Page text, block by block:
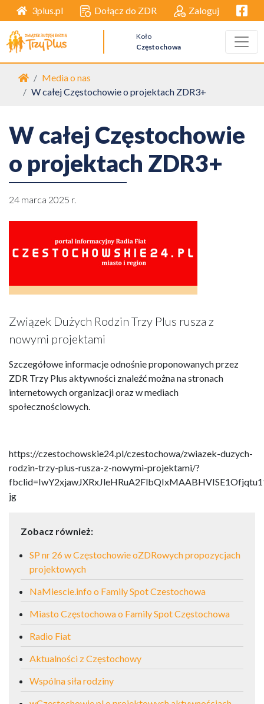
3plus.pl Dołącz do ZDR Zaloguj
Koło
Częstochowa
Strona główna
Media o nas
W całej Częstochowie o projektach ZDR3+
W całej Częstochowie
o projektach ZDR3+
24 marca 2025 r.
Związek Dużych Rodzin Trzy Plus rusza z
nowymi projektami
Szczegółowe informacje odnośnie proponowanych przez
ZDR Trzy Plus aktywności znaleźć można na stronach
internetowych organizacji oraz w mediach
społecznościowych.
https://czestochowskie24.pl/czestochowa/zwiazek-duzych-
rodzin-trzy-plus-rusza-z-nowymi-projektami/?
jg
Zobacz również:
SP nr 26 w Częstochowie oZDRowych propozycjach
projektowych
NaMiescie.info o Family Spot Czestochowa
Miasto Częstochowa o Family Spot Częstochowa
Radio Fiat
Aktualności z Częstochowy
Wspólna siła rodziny